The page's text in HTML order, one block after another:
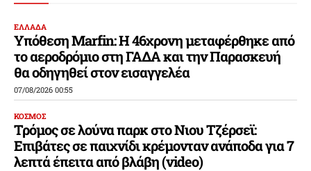
ΕΛΛΑΔΑ
Υπόθεση Marfin: Η 46χρονη μεταφέρθηκε από
το αεροδρόμιο στη ΓΑΔΑ και την Παρασκευή
θα οδηγηθεί στον εισαγγελέα
07/08/2026 00:55
ΚΟΣΜΟΣ
Τρόμος σε λούνα παρκ στο Νιου Τζέρσεϊ:
Επιβάτες σε παιχνίδι κρέμονταν ανάποδα για 7
λεπτά έπειτα από βλάβη (video)